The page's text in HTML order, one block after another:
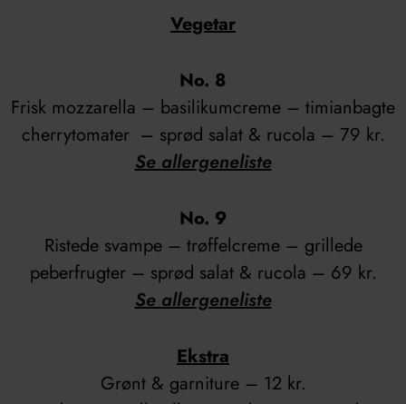
Vegetar
No. 8
Frisk mozzarella – basilikumcreme – timianbagte
cherrytomater – sprød salat & rucola – 79 kr.
Se allergeneliste
No. 9
Ristede svampe – trøffelcreme – grillede
peberfrugter – sprød salat & rucola – 69 kr.
Se allergeneliste
Ekstra
Grønt & garniture – 12 kr.